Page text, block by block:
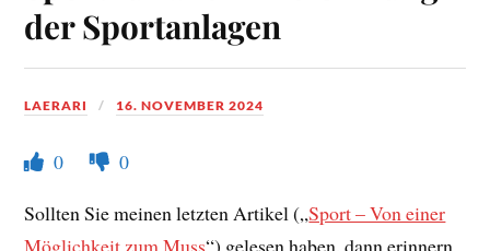
der Sportanlagen
LAERARI 16. NOVEMBER 2024
0
0
Sollten Sie meinen letzten Artikel („Sport – Von einer